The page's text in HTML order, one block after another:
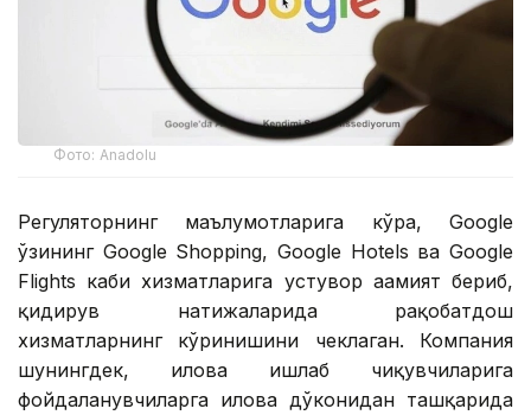
Фото: Аnadolu
Регуляторнинг маълумотларига кўра, Google
ўзининг Google Shopping, Google Hotels ва Google
Flights каби хизматларига устувор аҳамият бериб,
қидирув натижаларида рақобатдош
хизматларнинг кўринишини чеклаган. Компания
шунингдек, илова ишлаб чиқувчиларига
фойдаланувчиларга илова дўконидан ташқарида